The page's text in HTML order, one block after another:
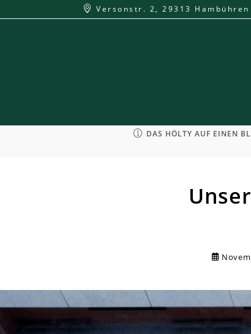
Inhalt
Versonstr. 2, 29313 Hambühren
DAS HÖLTY AUF EINEN